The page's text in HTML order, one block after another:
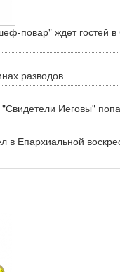
повар" ждет гостей
разводов
Иеговы"
в Епархиальной